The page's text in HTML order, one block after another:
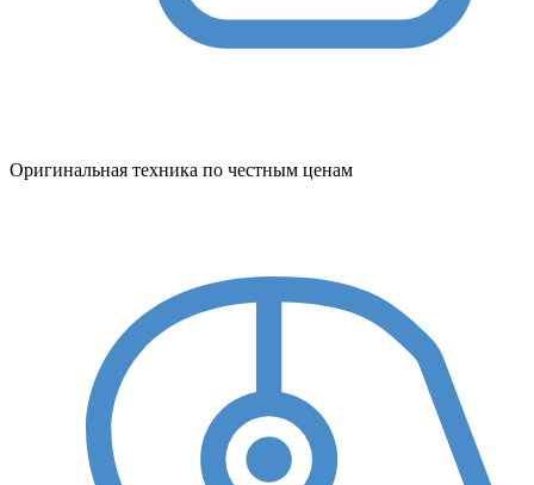
Оригинальная техника по честным ценам